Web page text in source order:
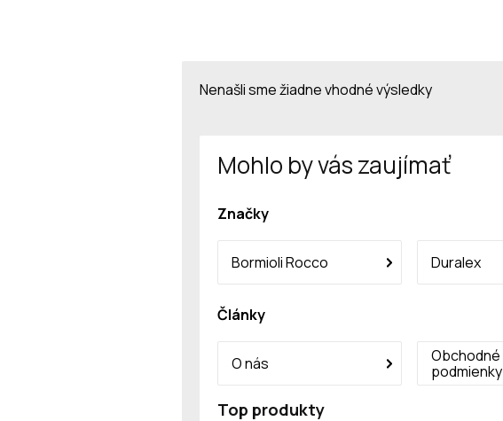
Nenašli sme žiadne vhodné výsledky
Mohlo by vás zaujímať
Značky
Bormioli Rocco Duralex
Články
O nás
Obchodné
podmienky
Top produkty